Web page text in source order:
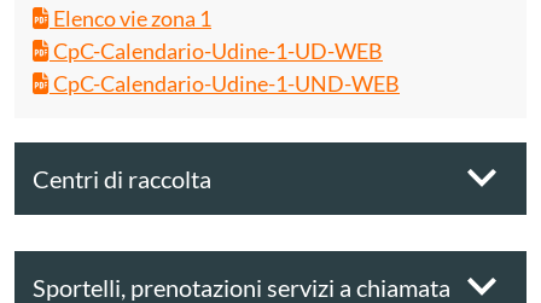
Elenco vie zona 1
CpC-Calendario-Udine-1-UD-WEB
CpC-Calendario-Udine-1-UND-WEB
Centri di raccolta
Sportelli, prenotazioni servizi a chiamata